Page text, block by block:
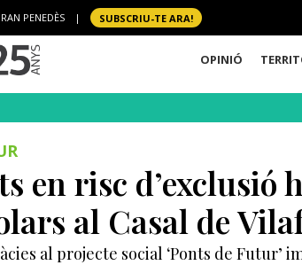
PENEDÈS | SUBSCRIU-TE ARA!
OPINIÓ
en risc d’exclusió
al Casal de
al projecte social ‘Ponts de Futur’